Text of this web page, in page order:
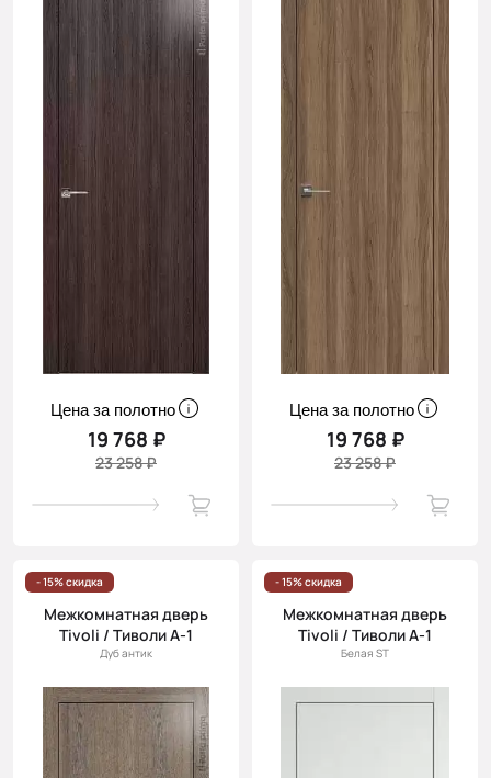
Цена за полотно
19 768 ₽
23 258 ₽
Цена за полотно
19 768 ₽
23 258 ₽
- 15% скидка
Межкомнатная дверь
Tivoli / Тиволи А-1
Дуб антик
- 15% скидка
Межкомнатная дверь
Tivoli / Тиволи А-1
Белая ST